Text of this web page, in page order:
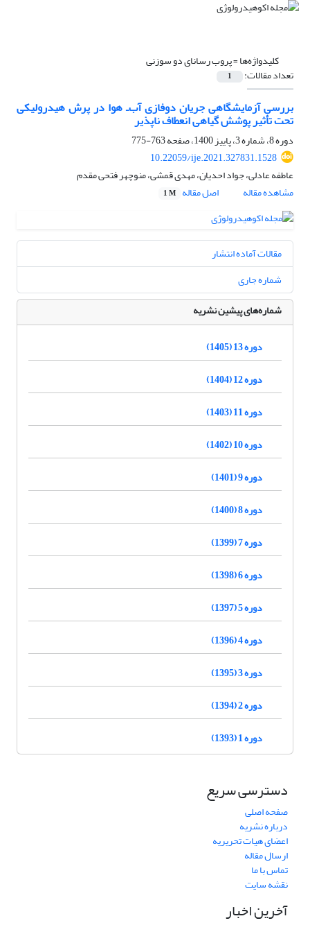
کلیدواژه‌ها =پروب رسانای دو سوزنی
تعداد مقالات: 1
بررسی آزمایشگاهی جریان دوفازی آب‌ـ هوا در پرش هیدرولیکی
تحت تأثیر پوشش گیاهی انعطاف ‏ناپذیر
دوره 8، شماره 3، پاییز 1400، صفحه
763-775
10.22059/ije.2021.327831.1528
عاطفه عادلی، جواد احدیان، مهدی قمشی، منوچهر فتحی مقدم
مشاهده مقاله
اصل مقاله 1 M
مقالات آماده انتشار
شماره جاری
شماره‌های پیشین نشریه
دوره 13 (1405)
دوره 12 (1404)
دوره 11 (1403)
دوره 10 (1402)
دوره 9 (1401)
دوره 8 (1400)
دوره 7 (1399)
دوره 6 (1398)
دوره 5 (1397)
دوره 4 (1396)
دوره 3 (1395)
دوره 2 (1394)
دوره 1 (1393)
دسترسی سریع
صفحه اصلی
درباره نشریه
اعضای هیات تحریریه
ارسال مقاله
تماس با ما
نقشه سایت
آخرین اخبار